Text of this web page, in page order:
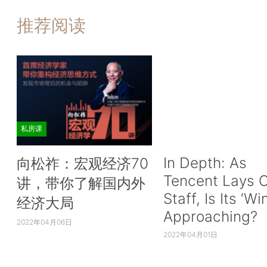
推荐阅读
私房课
向松祚：宏观经济70
讲，带你了解国内外
经济大局
2022年04月06日
In Depth: As
Tencent Lays
Staff, Is Its
Approaching?
2022年04月01日